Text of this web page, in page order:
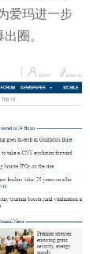
爱玛进一步
圈。